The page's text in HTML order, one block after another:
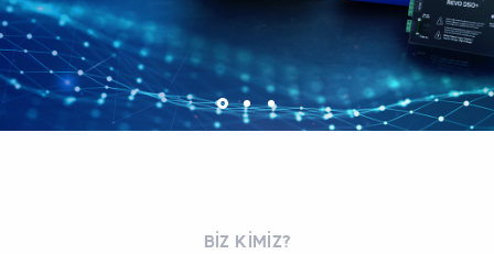
BIZ KIMIZ?